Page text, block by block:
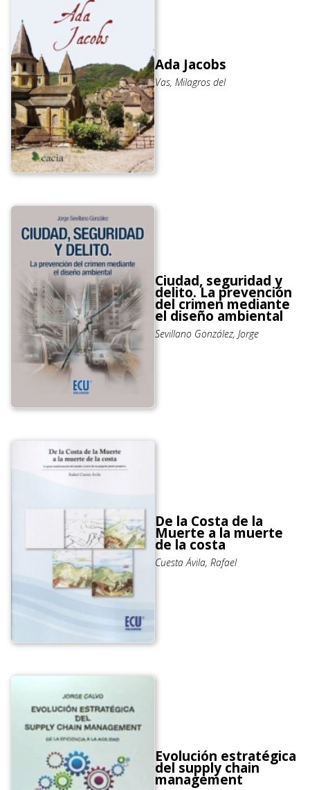
Ada Jacobs
Vas, Milagros del
Ciudad, seguridad y
delito. La prevención
del crimen mediante
el diseño ambiental
Sevillano González, Jorge
De la Costa de la
Muerte a la muerte
de la costa
Cuesta Ávila, Rafael
Evolución estratégica
del supply chain
management